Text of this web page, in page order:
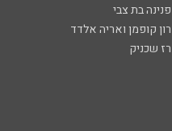
פנינה בת צבי
רון קופמן ואריה אלדד
רז שכניק